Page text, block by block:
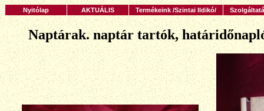
Nyitólap AKTUÁLIS Termékeink /Szintai Ildikó/
Naptárak. naptár tartók,